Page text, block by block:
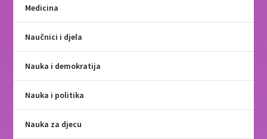
Medicina
Naučnici i djela
Nauka i demokratija
Nauka i politika
Nauka za djecu